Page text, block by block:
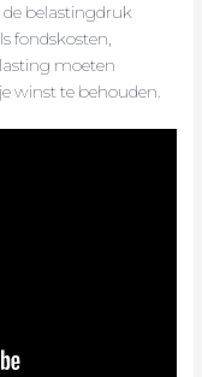
belastingdruk
fondskosten,
moeten
winst te behouden.